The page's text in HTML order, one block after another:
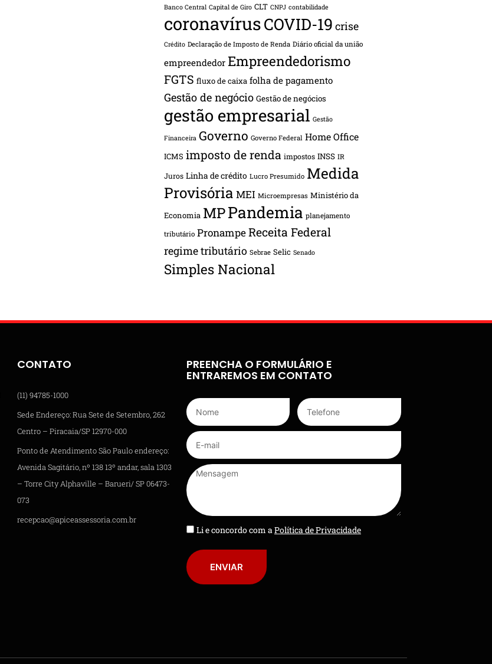
Banco Central Capital de Giro CLT CNPJ contabilidade
coronavírusCOVID-19 crise
Crédito Declaração de Imposto de Renda Diário oficial da união
empreendedor Empreendedorismo
FGTS fluxo de caixa folha de pagamento
Gestão de negócio Gestão de negócios
gestão empresarial Gestão
Financeira Governo Governo Federal Home Office
ICMS imposto de renda impostos INSS IR
Juros Linha de crédito Lucro Presumido Medida
Provisória MEI Microempresas Ministério da
Economia MPPandemia planejamento
tributário PronampeReceita Federal
regime tributário Sebrae Selic Senado
Simples Nacional
CONTATO
(11) 94785-1000
Sede Endereço: Rua Sete de Setembro, 262
Centro – Piracaia/SP 12970-000
Ponto de Atendimento São Paulo endereço:
Avenida Sagitário, nº 138 13º andar, sala 1303
– Torre City Alphaville – Barueri/ SP 06473-
073
recepcao@apiceassessoria.com.br
PREENCHA O FORMULÁRIO E
ENTRAREMOS EM CONTATO
Li e concordo com aPolítica de Privacidade
ENVIAR